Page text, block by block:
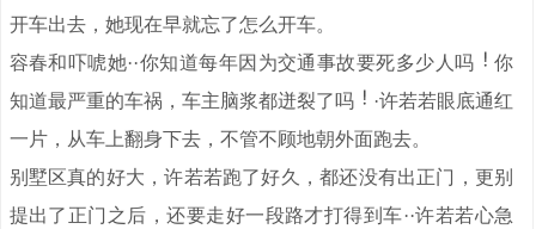
开车出去，她现在早就忘了怎么开车。
容春和吓唬她··你知道每年因为交通事故要死多少人吗
你
知道最严重的车祸，车主脑浆都迸裂了吗
·许若若眼底通红
一片，从车上翻身下去，不管不顾地朝外面跑去。
别墅区真的好大，许若若跑了好久，都还没有出正门，更别
提出了正门之后，还要走好一段路才打得到车··许若若心急